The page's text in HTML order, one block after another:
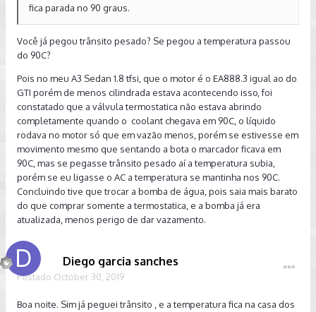
fica parada no 90 graus.
Você já pegou trânsito pesado? Se pegou a temperatura passou
do 90C?
Pois no meu A3 Sedan 1.8 tfsi, que o motor é o EA888.3 igual ao do
GTI porém de menos cilindrada estava acontecendo isso, foi
constatado que a válvula termostatica não estava abrindo
completamente quando o coolant chegava em 90C, o líquido
rodava no motor só que em vazão menos, porém se estivesse em
movimento mesmo que sentando a bota o marcador ficava em
90C, mas se pegasse trânsito pesado aí a temperatura subia,
porém se eu ligasse o AC a temperatura se mantinha nos 90C.
Concluindo tive que trocar a bomba de água, pois saia mais barato
do que comprar somente a termostatica, e a bomba já era
atualizada, menos perigo de dar vazamento.
Diego garcia sanches
Postado October 30, 2019
Boa noite. Sim já peguei trânsito , e a temperatura fica na casa dos